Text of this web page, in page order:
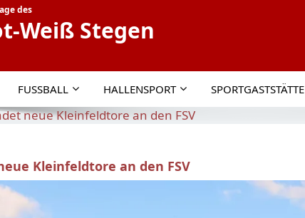
des
Weiß Stegen
FUSSBALL HALLENSPORT SPORTGASTSTÄTTE
neue Kleinfeldtore an den FSV
Kleinfeldtore an den FSV